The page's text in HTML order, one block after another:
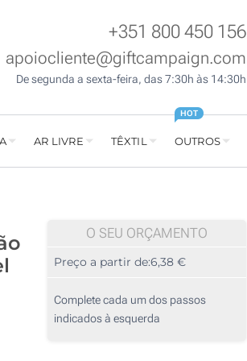
+351 800 450 156
apoiocliente@giftcampaign.com
De segunda a sexta-feira, das 7:30h às 14:30h
AR LIVRE TÊXTIL OUTROS
HOT
O SEU ORÇAMENTO
Preço a partir de:6,38 €
Complete cada um dos passos
indicados à esquerda